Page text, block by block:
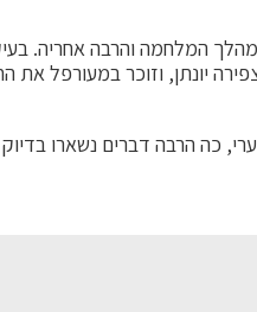
המלחמה והרבה אחריה.
יונתן, וזוכר במעורפל